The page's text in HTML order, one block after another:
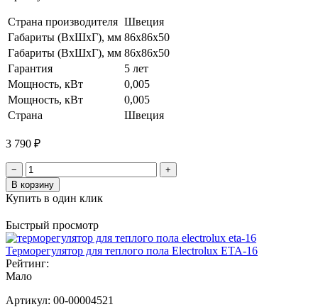
Страна производителя Швеция
Габариты (ВхШхГ), мм 86х86х50
Габариты (ВxШxГ), мм 86х86х50
Гарантия
5 лет
Мощность, кВт
0,005
Мощность, кВт
0,005
Страна
Швеция
3 790 ₽
−
+
В корзину
Купить в один клик
Быстрый просмотр
Терморегулятор для теплого пола Electrolux ETA-16
Рейтинг:
Мало
Артикул: 00-00004521